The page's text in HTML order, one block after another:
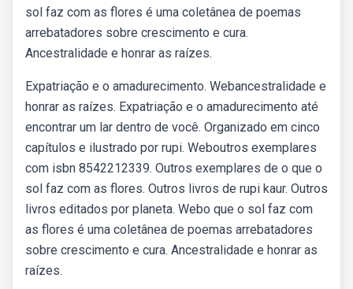
sol faz com as flores é uma coletânea de poemas
arrebatadores sobre crescimento e cura.
Ancestralidade e honrar as raízes.
Expatriação e o amadurecimento. Webancestralidade e
honrar as raízes. Expatriação e o amadurecimento até
encontrar um lar dentro de você. Organizado em cinco
capítulos e ilustrado por rupi. Weboutros exemplares
com isbn 8542212339. Outros exemplares de o que o
sol faz com as flores. Outros livros de rupi kaur. Outros
livros editados por planeta. Webo que o sol faz com
as flores é uma coletânea de poemas arrebatadores
sobre crescimento e cura. Ancestralidade e honrar as
raízes.